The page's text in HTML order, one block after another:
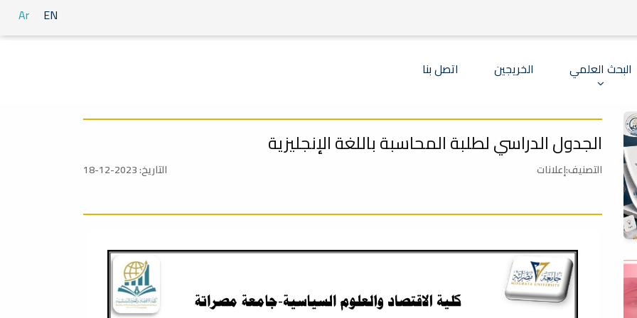
Ar EN
البحث العلمي الخريجين اتصل بنا
الجدول الدراسي لطلبة المحاسبة باللغة الإنجليزية
التصنيف:إعلانات التاريخ: 2023-12-18